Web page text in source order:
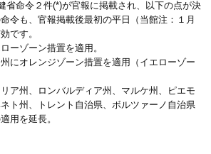
省命令２件(*)が官報に掲載され、以下の点が決
令も、官報掲載後最初の平日（当館注：１月
です。
ーゾーン措置を適用。
にオレンジゾーン措置を適用（イエローゾー
ア州、ロンバルディア州、マルケ州、ピエモ
ト州、トレント自治県、ボルツァーノ自治県
用を延長。